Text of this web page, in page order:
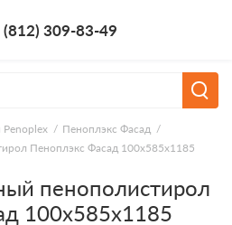
(812) 309-83-49
Penoplex
Пеноплэкс Фасад
Пеноплэкс Фасад 100х585х1185
пенополистирол
100х585х1185